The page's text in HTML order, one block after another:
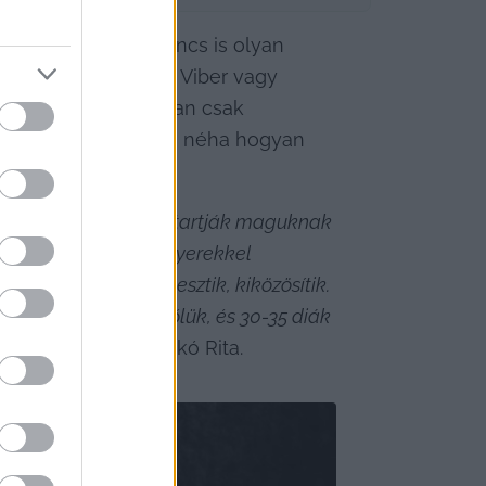
szerint ma már nincs is olyan
egy vagy több Viber vagy
bele. Általában csak
chatelés közben néha hogyan
szüleiknek, megtartják maguknak
Sok olyan gyerekkel
van baja: kirekesztik, kiközösítik.
különbözik tőlük, és 30-35 diák
Ráczné Karikó Rita.